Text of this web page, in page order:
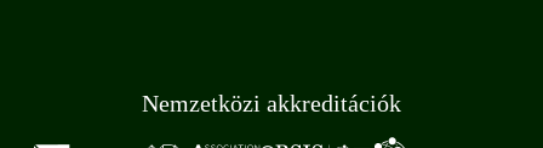
Nemzetközi akkreditációk